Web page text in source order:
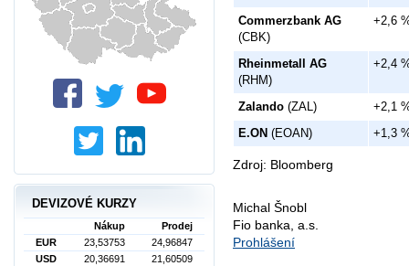
Commerzbank AG
(CBK)
+2,6
Rheinmetall AG
(RHM)
+2,4
Zalando (ZAL)
+2,1
E.ON (EOAN) +1,3
Zdroj: Bloomberg
Michal Šnobl
Fio banka, a.s.
Prohlášení
DEVIZOVÉ KURZY
Nákup
Prodej
EUR
23,53753
24,96847
USD
20,36691
21,60509